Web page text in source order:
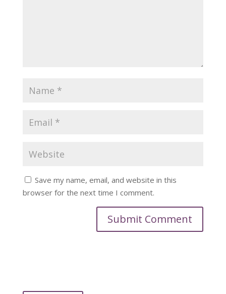
Save my name, email, and website in this
browser for the next time I comment.